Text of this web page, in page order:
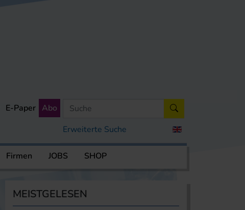
Erweiterte Suche
E-Paper Abo
Firmen JOBS SHOP
MEISTGELESEN